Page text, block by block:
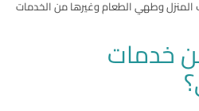
المنزل وطهي الطعام وغيرها من الخدمات
خدمات